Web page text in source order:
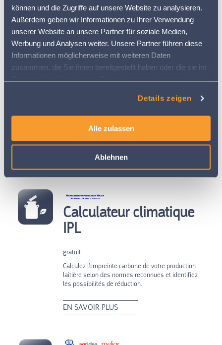
können und die Zugriffe auf unsere Website zu analysieren.
Außerdem geben wir Informationen zu Ihrer Verwendung
unserer Website an unsere Partner für soziale Medien,
Werbung und Analysen weiter. Unsere Partner führen diese
Informationen möglicherweise mit weiteren Daten
zusammen, die Sie ihnen bereitgestellt haben oder die sie im
Rahmen Ihrer Nutzung der Dienste gesammelt haben.
Details zeigen
Alle zulassen
Ablehnen
EN SAVOIR PLUS
CropService
gratuit pendant 2 ans, puis tarif annuel : CHF 39.-
Transférez directement les recommandations en
matière de fertilisation et de protection des
EN SAVOIR PLUS
Calculateur climatique
IPL
gratuit
Calculez l'empreinte carbone de votre production
laitière selon des normes reconnues et identifiez
les possibilités de réduction.
EN SAVOIR PLUS